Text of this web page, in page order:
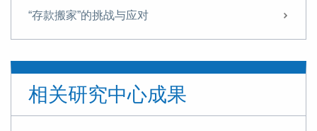
“存款搬家”的挑战与应对
信托业需从“规模为王”转向“能力至上”
探索非银机构流动性支持，筑牢金融安全网
相关研究中心成果